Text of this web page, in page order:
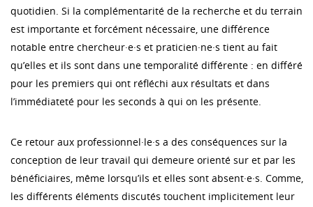
quotidien. Si la complémentarité de la recherche et du terrain
est importante et forcément nécessaire, une différence
notable entre chercheur·e·s et praticien·ne·s tient au fait
qu’elles et ils sont dans une temporalité différente : en différé
pour les premiers qui ont réfléchi aux résultats et dans
l’immédiateté pour les seconds à qui on les présente.
Ce retour aux professionnel·le·s a des conséquences sur la
conception de leur travail qui demeure orienté sur et par les
bénéficiaires, même lorsqu’ils et elles sont absent·e·s. Comme,
les différents éléments discutés touchent implicitement leur